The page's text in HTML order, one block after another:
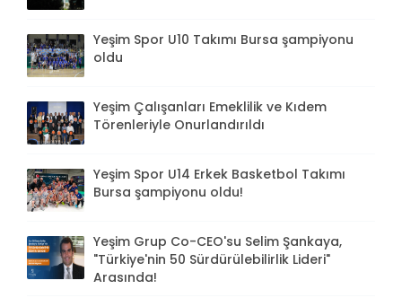
Yeşim Spor U10 Takımı Bursa şampiyonu
oldu
Yeşim Çalışanları Emeklilik ve Kıdem
Törenleriyle Onurlandırıldı
Yeşim Spor U14 Erkek Basketbol Takımı
Bursa şampiyonu oldu!
Yeşim Grup Co-CEO'su Selim Şankaya,
"Türkiye'nin 50 Sürdürülebilirlik Lideri"
Arasında!